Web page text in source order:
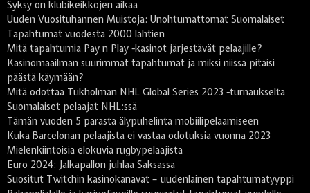
Syksy on klubikeikkojen aikaa
Uuden Vuosituhannen Muistoja: Unohtumattomat Suomalaiset
Tapahtumat vuodesta 2000 lähtien
Mitä tapahtumia Pay n Play -kasinot järjestävät pelaajille?
Kasinomaailman suurimmat tapahtumat ja miksi niissä pitäisi
päästä käymään?
Mitä odottaa Tukholman NHL Global Series 2023 -turnaukselta
Suomalaiset pelaajat NHL:ssä
Tämän vuoden 5 parasta älypuhelinta mobiilipelaamiseen
Kuka Barcelonan pelaajista ei vastaa odotuksia vuonna 2023
Mielenkiintoisia elokuvia rugbypelaajista
Euro 2024: Jalkapallon juhlaa Saksassa
Suositut Twitchin kasinokanavat – uudenlainen tapahtumatyyppi